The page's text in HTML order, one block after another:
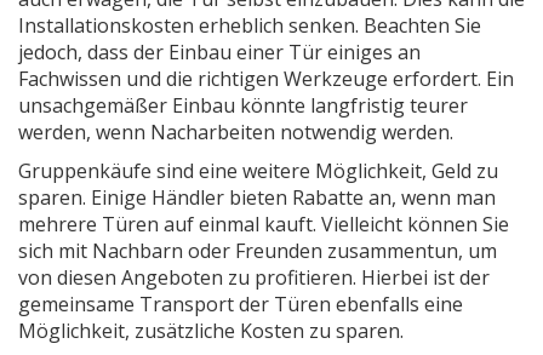
Installationskosten erheblich senken. Beachten Sie
jedoch, dass der Einbau einer Tür einiges an
Fachwissen und die richtigen Werkzeuge erfordert. Ein
unsachgemäßer Einbau könnte langfristig teurer
werden, wenn Nacharbeiten notwendig werden.
Gruppenkäufe sind eine weitere Möglichkeit, Geld zu
sparen. Einige Händler bieten Rabatte an, wenn man
mehrere Türen auf einmal kauft. Vielleicht können Sie
sich mit Nachbarn oder Freunden zusammentun, um
von diesen Angeboten zu profitieren. Hierbei ist der
gemeinsame Transport der Türen ebenfalls eine
Möglichkeit, zusätzliche Kosten zu sparen.